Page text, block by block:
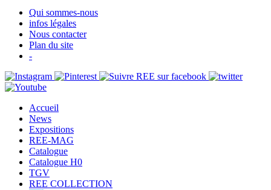
Qui sommes-nous
infos légales
Nous contacter
Plan du site
-
Accueil
News
Expositions
REE-MAG
Catalogue
Catalogue H0
TGV
REE COLLECTION